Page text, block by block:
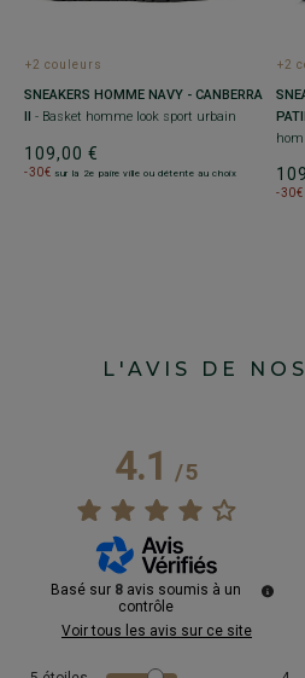
+2 couleurs
SNEAKERS HOMME NAVY - CANBERRA
II - Basket homme look sport urbain
109,00 €
-30€ sur la 2e paire ville ou détente au choix
+2
-30€
L'AVIS DE
4.1/5
Basé sur 8 avis soumis à un
contrôle
Voir tous les avis sur ce site